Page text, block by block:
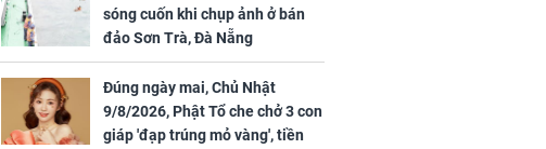
phản hồi tin yêu trai
trẻ kém 36 tuổi
giáp mưa thuận gió
hòa, tiền về như nước,
bạc vàng dư dả, Phú
Quý Vinh Hoa, vận
trình khai sáng
sóng cuốn khi chụp ảnh ở bán
đảo Sơn Trà, Đà Nẵng
Đúng ngày mai, Chủ Nhật
9/8/2026, Phật Tổ che chở 3 con
giáp 'đạp trúng mỏ vàng', tiền